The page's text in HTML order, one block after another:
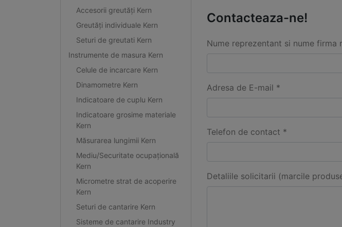
Accesorii greutăți Kern
Greutăți individuale Kern
Seturi de greutati Kern
Instrumente de masura Kern
Celule de incarcare Kern
Dinamometre Kern
Indicatoare de cuplu Kern
Indicatoare grosime materiale
Kern
Măsurarea lungimii Kern
Mediu/Securitate ocupațională
Kern
Micrometre strat de acoperire
Kern
Seturi de cantarire Kern
Sisteme de cantarire Industry
Contacteaza-ne!
Nume reprezentant si nume firma
Adresa de E-mail *
Telefon de contact *
Detaliile solicitarii (marcile